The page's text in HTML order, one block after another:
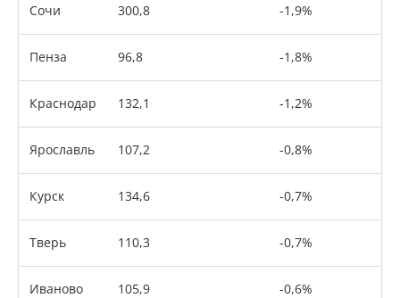
Сочи 300,8 -1,9%
Пенза 96,8 -1,8%
Краснодар 132,1 -1,2%
Ярославль 107,2 -0,8%
Курск 134,6 -0,7%
Тверь 110,3 -0,7%
Иваново 105,9 -0,6%